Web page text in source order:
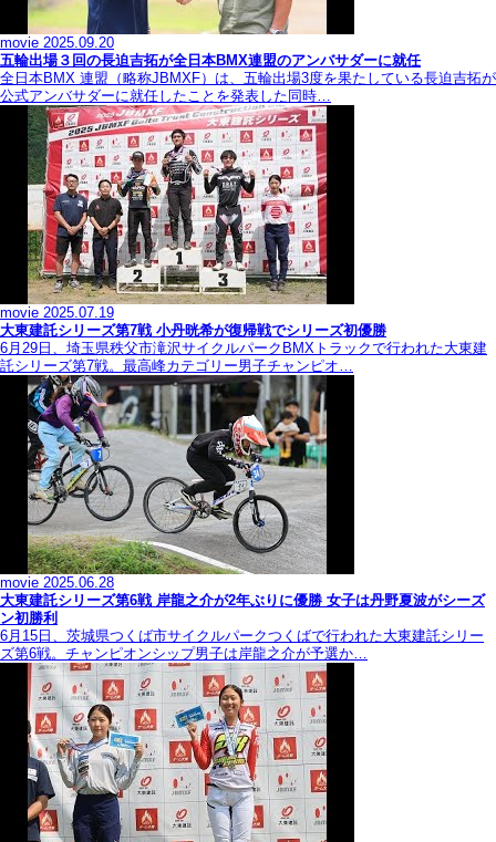
movie 2025.09.20
五輪出場３回の長迫吉拓が全日本BMX連盟のアンバサダーに就任
全日本BMX 連盟（略称JBMXF）は、五輪出場3度を果たしている長迫吉拓が
公式アンバサダーに就任したことを発表した同時…
movie 2025.07.19
大東建託シリーズ第7戦 ⼩丹晄希が復帰戦でシリーズ初優勝
6月29日、埼玉県秩父市滝沢サイクルパークBMXトラックで行われた大東建
託シリーズ第7戦。最高峰カテゴリー男子チャンピオ…
movie 2025.06.28
大東建託シリーズ第6戦 岸龍之介が2年ぶりに優勝 女子は丹野夏波がシーズ
ン初勝利
6月15日、茨城県つくば市サイクルパークつくばで行われた大東建託シリー
ズ第6戦。チャンピオンシップ男子は岸龍之介が予選か…